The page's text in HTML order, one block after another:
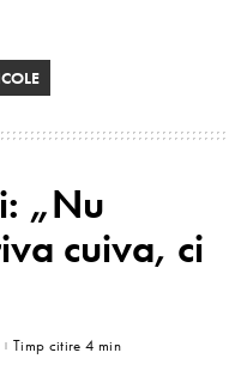
„Nu
cuiva, ci
Timp citire 4 min